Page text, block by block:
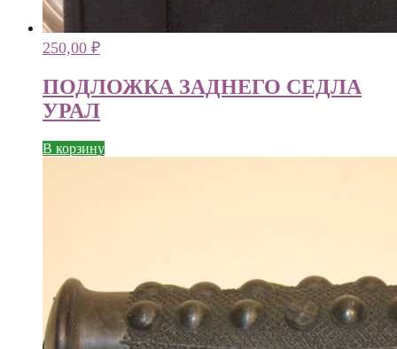
250,00 ₽
ПОДЛОЖКА ЗАДНЕГО СЕДЛА
УРАЛ
В корзину